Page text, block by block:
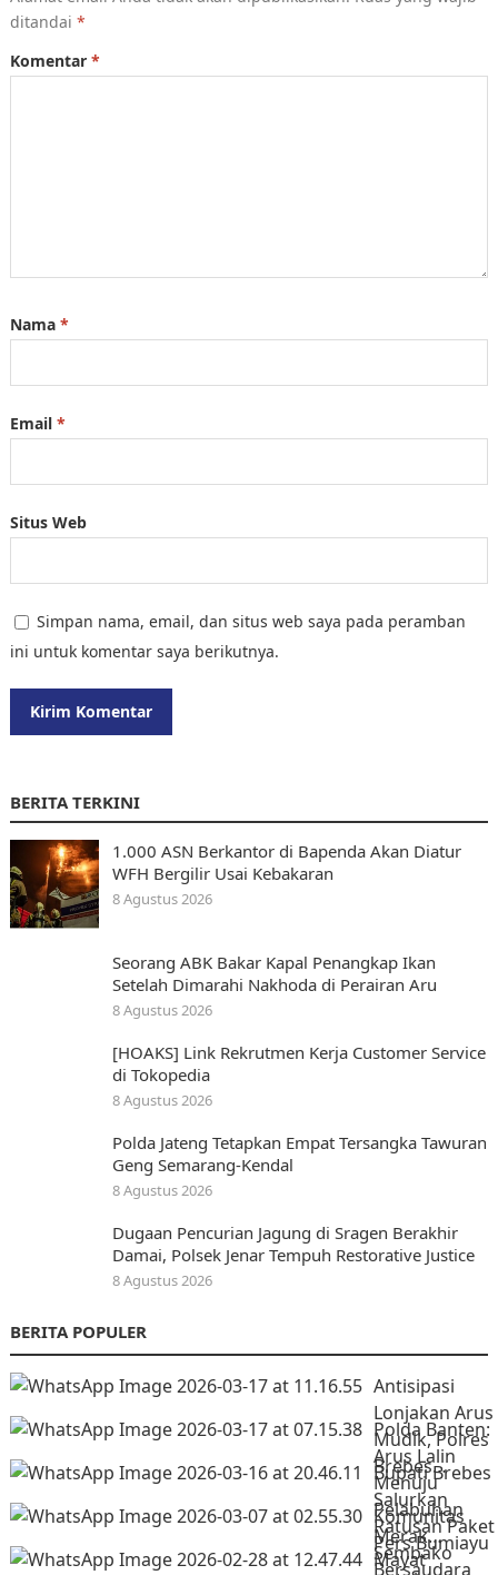
ditandai *
Komentar *
Nama *
Email *
Situs Web
Simpan nama, email, dan situs web saya pada peramban
ini untuk komentar saya berikutnya.
BERITA TERKINI
1.000 ASN Berkantor di Bapenda Akan Diatur
WFH Bergilir Usai Kebakaran
8 Agustus 2026
Seorang ABK Bakar Kapal Penangkap Ikan
Setelah Dimarahi Nakhoda di Perairan Aru
8 Agustus 2026
[HOAKS] Link Rekrutmen Kerja Customer Service
di Tokopedia
8 Agustus 2026
Polda Jateng Tetapkan Empat Tersangka Tawuran
Geng Semarang-Kendal
8 Agustus 2026
Dugaan Pencurian Jagung di Sragen Berakhir
Damai, Polsek Jenar Tempuh Restorative Justice
8 Agustus 2026
BERITA POPULER
Antisipasi
Lonjakan Arus
Mudik, Polres
Brebes…
Polda Banten:
Arus Lalin
Menuju
Pelabuhan
Merak…
Bupati Brebes
Salurkan
Ratusan Paket
Sembako
Komunitas
Pers Bumiayu
Bersaudara
Mayat